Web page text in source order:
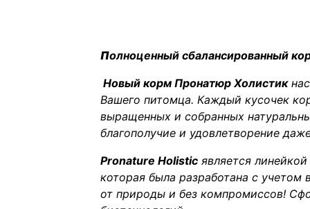
Полноценный сбалансированный
Новый корм Пронатюр Холистик
Вашего питомца. Каждый кусочек
выращенных и собранных
благополучие и удовлетворение
Pronature Holistic является
которая была разработана с
от природы и без компромиссов!